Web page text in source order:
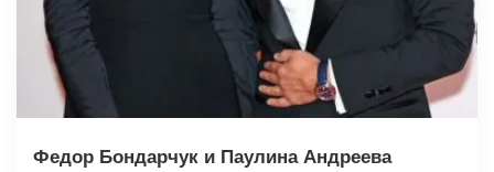
Федор Бондарчук и Паулина Андреева